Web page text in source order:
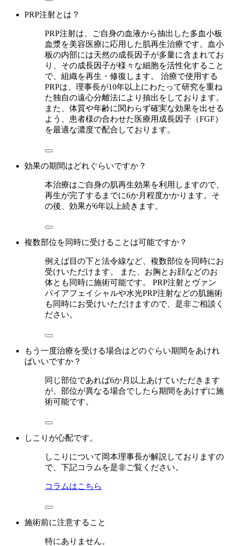
PRP注射とは？
PRP注射は、ご自身の血液から抽出した多血小板
血漿を美容医療に応用した肌再生治療です。血小
板の内部には天然の成長因子が多量に含まれてお
り、その成長因子が様々な細胞を活性化すること
で、組織を再生・修復します。 治療で使用する
PRPは、理事長が10年以上にわたって研究を重ね
た独自の遠心分離法により抽出をしております。
また、体質や年齢に関わらず確実な効果を出せる
よう、患者様の合わせた医療用成長因子（FGF）
を最適な濃度で配合しております。
効果の期間はどれぐらいですか？
本治療はご自身の肌再生効果を利用しますので、
再生が完了するまでに6か月程度かかります。そ
の後、効果が6年以上続きます。
複数部位を同時に受けることは可能ですか？
例えば目の下と法令線など、複数部位を同時にお
受けいただけます。 また、お胸とお顔などのお
体とも同時に施術可能です。 PRP注射とヴァン
パイアフェイシャルや水光PRP注射などの肌施術
も同時にお受けいただけますので、是非ご相談く
ださい。
もう一度治療を受ける場合はどのぐらい期間をあけれ
ばいいですか？
同じ部位であれば6か月以上あけていただきます
が、部位が異なる場合でしたら期間をあけずに施
術可能です。
しこりが心配です。
しこりについて岡本理事長が解説しておりますの
で、下記コラムを是非ご覧ください。
コラムはこちら
施術前に注意すること
特にありません。